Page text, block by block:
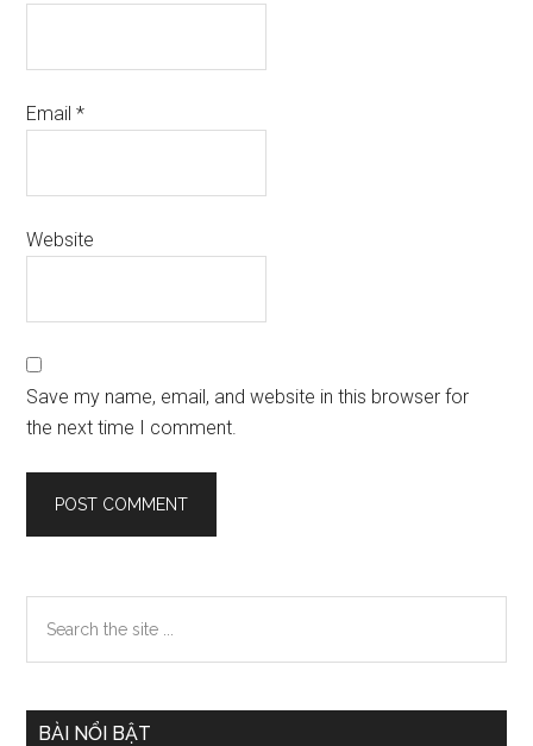
Email*
Website
Save my name, email, and website in this browser for
the next time I comment.
Primary
Sidebar
the
BÀI NỔI BẬT